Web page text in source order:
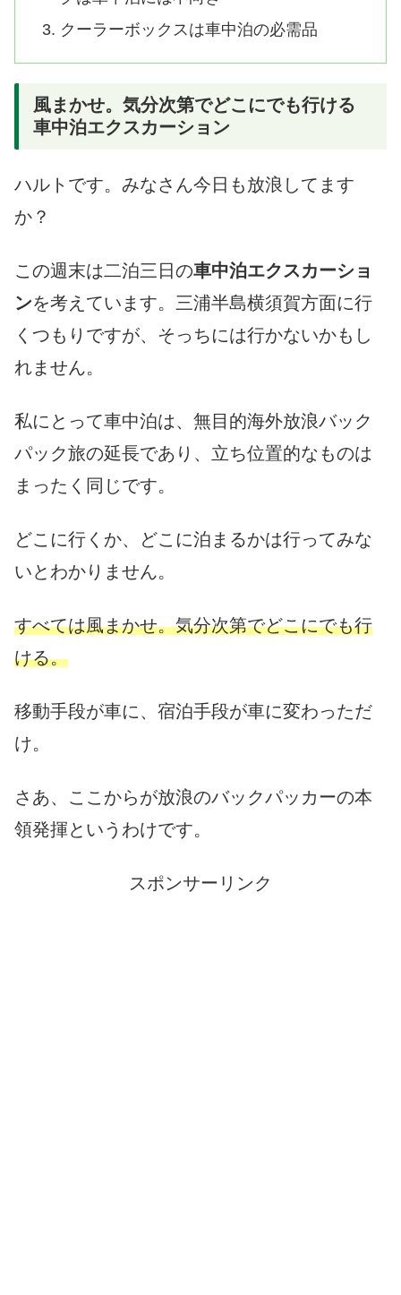
クーラーボックスは車中泊の必需品
風まかせ。気分次第でどこにでも行ける
車中泊エクスカーション
ハルトです。みなさん今日も放浪してます
か？
この週末は二泊三日の車中泊エクスカーショ
ンを考えています。三浦半島横須賀方面に行
くつもりですが、そっちには行かないかもし
れません。
私にとって車中泊は、無目的海外放浪バック
パック旅の延長であり、立ち位置的なものは
まったく同じです。
どこに行くか、どこに泊まるかは行ってみな
いとわかりません。
すべては風まかせ。気分次第でどこにでも行
ける。
移動手段が車に、宿泊手段が車に変わっただ
け。
さあ、ここからが放浪のバックパッカーの本
領発揮というわけです。
スポンサーリンク